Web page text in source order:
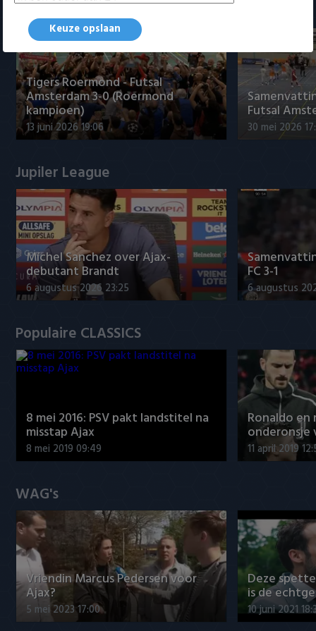
Samenvattingen Eredivisie
Tigers Roermond - Futsal
Amsterdam 3-0 (Roermond
kampioen)
13 juni 2026 19:06
Futsal
30 mei 2026
Jupiler League
Míchel Sanchez over Ajax-
debutant Brandt
6 augustus 2026 23:25
FC 3-1
6 augustus
Populaire CLASSICS
8 mei 2016: PSV pakt landstitel na
misstap Ajax
8 mei 2019 09:49
Ronaldo
onderonsje
11 april 2019
WAG's
Vriendin Marcus Pedersen voor
Ajax?
5 mei 2023 17:00
Deze
is de
10 juni 2021
Keuze opslaan